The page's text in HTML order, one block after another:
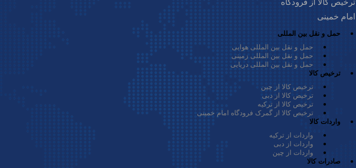
ترخیص کالا از فرودگاه
امام خمینی
حمل و نقل بین المللی
حمل و نقل بین المللی هوایی
حمل و نقل بین المللی زمینی
حمل و نقل بین المللی دریایی
ترخیص کالا
ترخیص کالا از چین
ترخیص کالا از دبی
ترخیص کالا از ترکیه
ترخیص کالا از گمرک فرودگاه امام خمینی
واردات کالا
واردات از ترکیه
واردات از دبی
واردات از چین
صادرات کالا
در حال حاضر، پی اس پی اکسپرس به عنوان یک شرکت بین‌المللی
در کشورهای چین، ترکیه و امارات نمایندگی فعال دارد و در
شهرهای اصفهان و کرج نیز مشغول به کار است. همچنین می‌توان
گفت PSP با داشتن بیش از 250 نفر کارمند، از جمله شرکت‌هایی
است که مشتری‌مداری حرف اول را در آن می‌زند و کسب رضایت